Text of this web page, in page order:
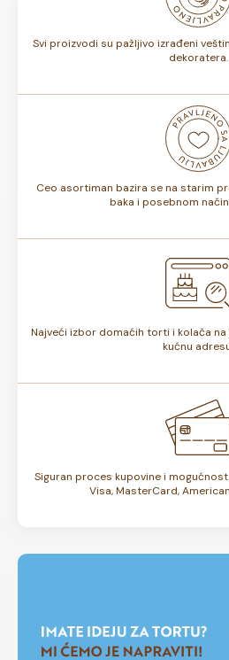
Svi proizvodi su pažljivo izrađeni
dekoratera.
Ceo asortiman bazira se na starim
baka i posebnom
Najveći izbor domaćih torti i kolača
kućnu
Siguran proces kupovine i
Visa, MasterCard,